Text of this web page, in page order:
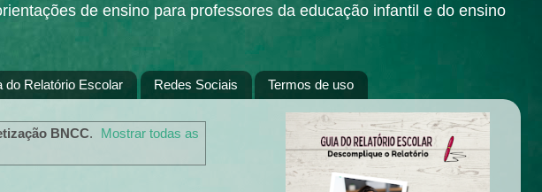
de ensino para professores da educação infantil e do ensino
do Relatório Escolar Redes Sociais Termos de uso
BNCC.
Mostrar todas as